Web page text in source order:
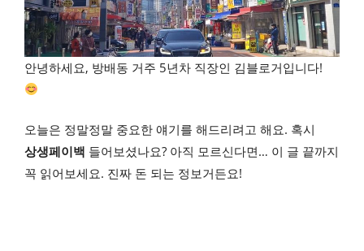
안녕하세요, 방배동 거주 5년차 직장인 김블로거입니다!
오늘은 정말정말 중요한 얘기를 해드리려고 해요. 혹시
상생페이백 들어보셨나요? 아직 모르신다면… 이 글 끝까지
꼭 읽어보세요. 진짜 돈 되는 정보거든요!